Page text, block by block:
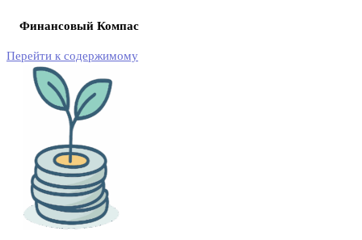
Финансовый Компас
Перейти к содержимому